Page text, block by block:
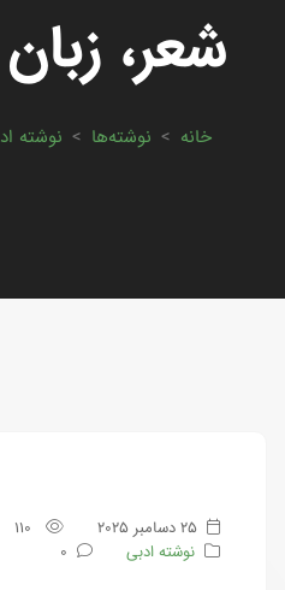
شعر،
خانه > نوشته‌ها > نوشته
25 دسامبر 2025
نوشته ادبی
0